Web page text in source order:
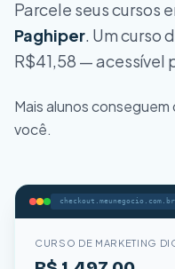
Parcele seus cursos
Paghiper. Um curso
R$41,58 — acessível
Mais alunos conseguem
você.
checkout.meunegocio.com.br
CURSO DE MARKETING